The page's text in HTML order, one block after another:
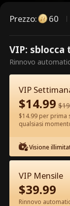
Questi
Prezzo: 60
VIP:
Rinnovo
VIP
$14.99 $
$14.99 per prima
qualsiasi
Visione
VIP Mensile
$39.99
Rinnovo